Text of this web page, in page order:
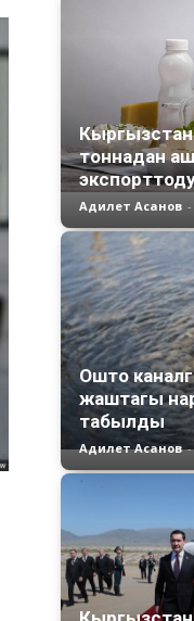
тоннадан
Адилет Асанов -
Ошто
жаштагы
табылды
Адилет Асанов -